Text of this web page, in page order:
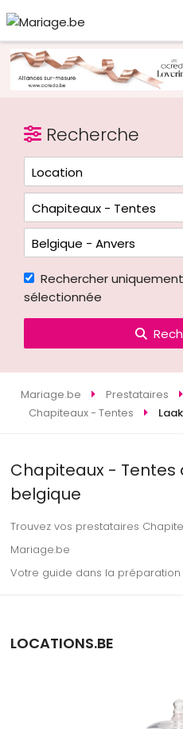
Recherche
Rechercher
sélectionnée
Mariage.be Prestataires
Chapiteaux - Tentes
Chapiteaux - Tentes
belgique
Trouvez vos prestataires
Mariage.be
Votre guide dans la
LOCATIONS.BE